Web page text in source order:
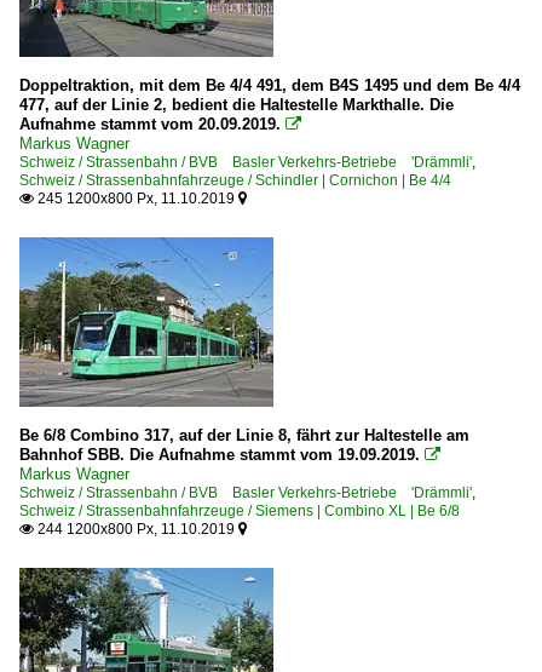
Doppeltraktion, mit dem Be 4/4 491, dem B4S 1495 und dem Be 4/4
477, auf der Linie 2, bedient die Haltestelle Markthalle. Die
Aufnahme stammt vom 20.09.2019. 
Markus Wagner
Schweiz / Strassenbahn / BVB Basler Verkehrs-Betriebe 'Drämmli',
Schweiz / Strassenbahnfahrzeuge / Schindler | Cornichon | Be 4/4
 245 1200x800 Px, 11.10.2019 
Be 6/8 Combino 317, auf der Linie 8, fährt zur Haltestelle am
Bahnhof SBB. Die Aufnahme stammt vom 19.09.2019. 
Markus Wagner
Schweiz / Strassenbahn / BVB Basler Verkehrs-Betriebe 'Drämmli',
Schweiz / Strassenbahnfahrzeuge / Siemens | Combino XL | Be 6/8
 244 1200x800 Px, 11.10.2019 